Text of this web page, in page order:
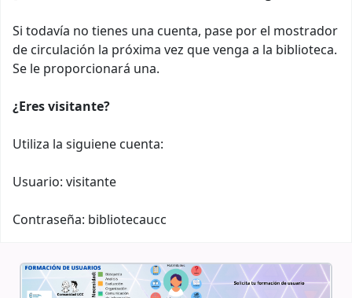
Si todavía no tienes una cuenta, pase por el mostrador
de circulación la próxima vez que venga a la biblioteca.
Se le proporcionará una.
¿Eres visitante?
Utiliza la siguiene cuenta:
Usuario: visitante
Contraseña: bibliotecaucc